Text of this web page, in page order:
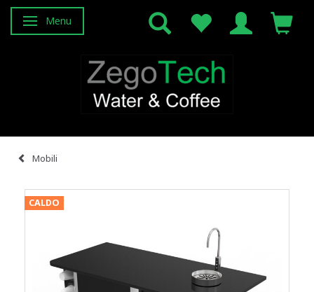
Attiva/disattiva navigazione
Menu
Mobili
CALDO